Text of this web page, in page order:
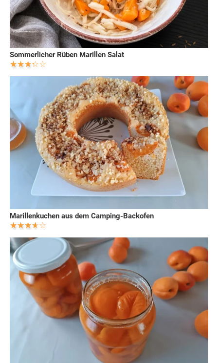
Sommerlicher Rüben Marillen Salat
Marillenkuchen aus dem Camping-Backofen